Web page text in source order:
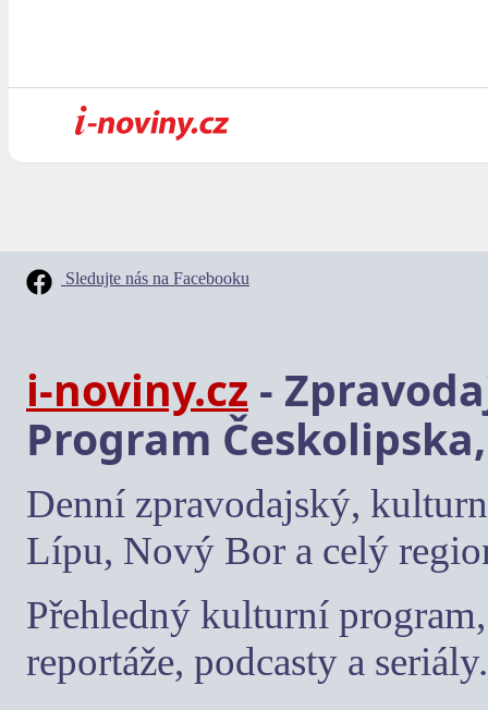
Sledujte nás na Facebooku
i-noviny.cz -
Program
Denní zpravodajský,
Lípu, Nový Bor a celý
Přehledný kulturní
reportáže, podcasty a seriály.